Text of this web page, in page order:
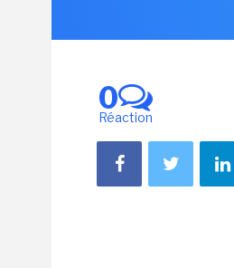
0
Réaction